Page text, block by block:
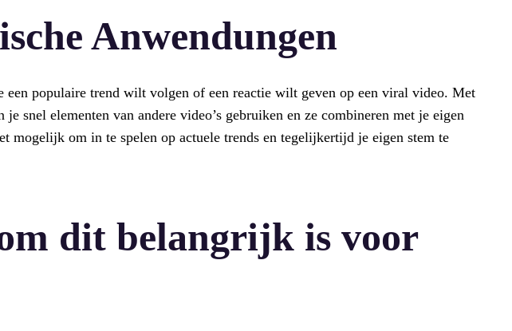
Anwendungen
een populaire trend wilt volgen of een reactie wilt geven op een viral video. Met
snel elementen van andere video’s gebruiken en ze combineren met je eigen
mogelijk om in te spelen op actuele trends en tegelijkertijd je eigen stem te
dit belangrijk is voor